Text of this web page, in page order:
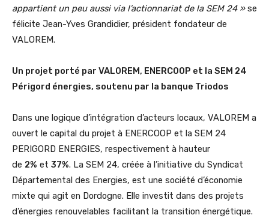
appartient un peu aussi via l’actionnariat de la SEM 24 »se
félicite Jean-Yves Grandidier, président fondateur de
VALOREM.
Un projet porté par VALOREM, ENERCOOP et la SEM 24
Périgord énergies, soutenu par la banque Triodos
Dans une logique d’intégration d’acteurs locaux, VALOREM a
ouvert le capital du projet à ENERCOOP et la SEM 24
PERIGORD ENERGIES, respectivement à hauteur
de 2% et 37%. La SEM 24, créée à l’initiative du Syndicat
Départemental des Energies, est une société d’économie
mixte qui agit en Dordogne. Elle investit dans des projets
d’énergies renouvelables facilitant la transition énergétique.